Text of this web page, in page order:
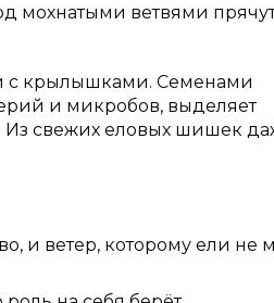
мохнатыми ветвями
с крылышками. Семенами
и микробов, выделяет
Из свежих еловых шишек
и ветер, которому ели не